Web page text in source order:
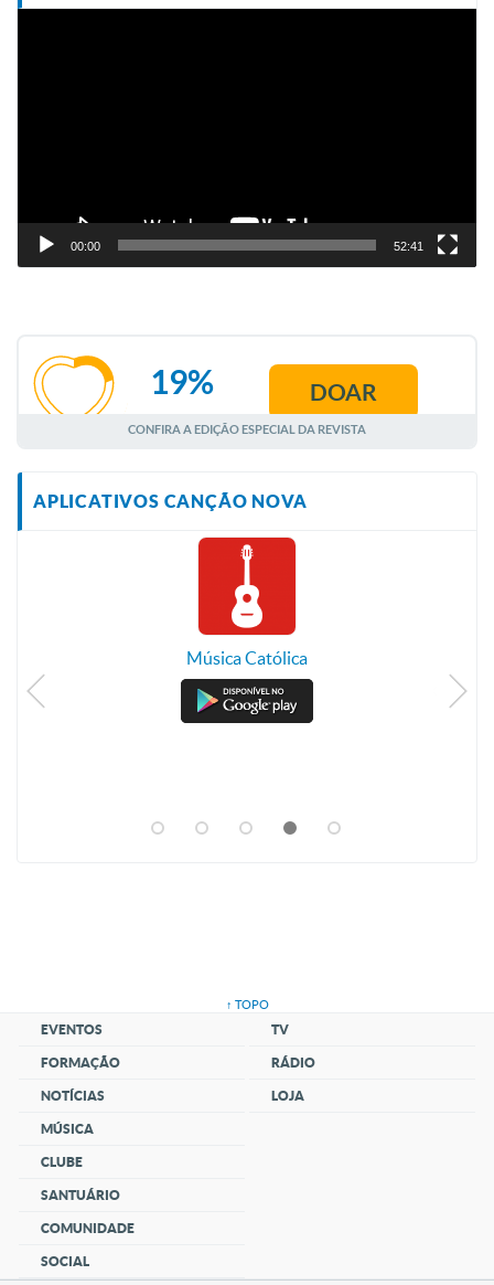
00:00 52:41
AGOSTO
19% DOAR
CONFIRA A EDIÇÃO ESPECIAL DA REVISTA
APLICATIVOS CANÇÃO NOVA
Música Católica
↑ TOPO
EVENTOS
FORMAÇÃO
NOTÍCIAS
MÚSICA
CLUBE
SANTUÁRIO
COMUNIDADE
SOCIAL
TV
RÁDIO
LOJA